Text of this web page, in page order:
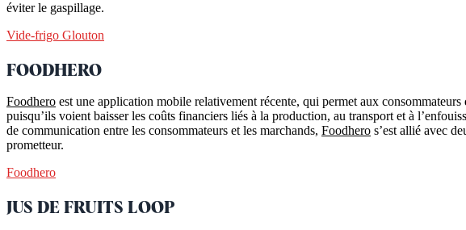
éviter le gaspillage.
Vide-frigo Glouton
FOODHERO
Foodhero est une application mobile relativement récente, qui permet aux
puisqu’ils voient baisser les coûts financiers liés à la production, au transport et à
de communication entre les consommateurs et les marchands, Foodhero s’est allié avec
prometteur.
Foodhero
JUS DE FRUITS LOOP